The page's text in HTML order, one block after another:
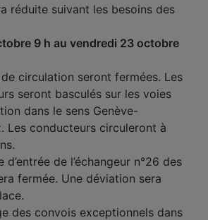
réduite suivant les besoins des
9 h au vendredi 23 octobre
circulation seront fermées. Les
seront basculés sur les voies
dans le sens Genève-
Les conducteurs circuleront à
d’entrée de l’échangeur n°26 des
fermée. Une déviation sera
des convois exceptionnels dans